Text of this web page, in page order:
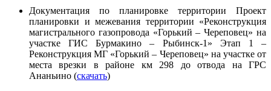
Документация по планировке территории Проект
планировки и межевания территории «Реконструкция
магистрального газопровода «Горький – Череповец» на
участке ГИС Бурмакино – Рыбинск-1» Этап 1 –
Реконструкция МГ «Горький – Череповец» на участке от
места врезки в районе км 298 до отвода на ГРС
Ананьино (скачать)